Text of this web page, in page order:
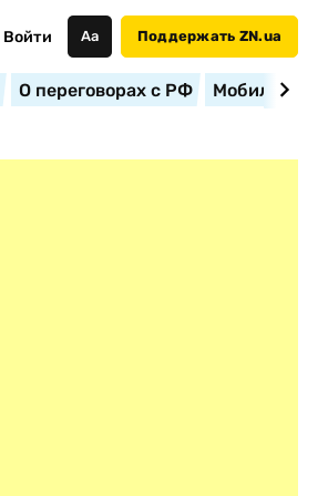
Войти Аа Поддержать ZN.ua
О переговорах с РФ